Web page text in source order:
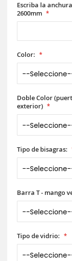
Escriba la
2600mm
Color:
Doble Color
exterior)
Tipo de bisagras:
Barra T - mango
Tipo de vidrio: